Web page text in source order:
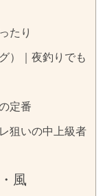
たり
）｜夜釣りでも
定番
狙いの中上級者
風